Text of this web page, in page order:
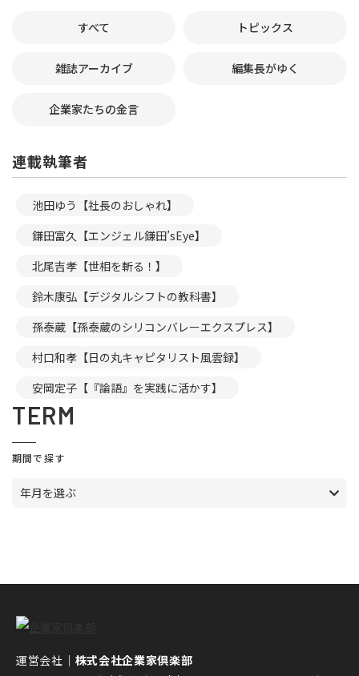
すべて トピックス
雑誌アーカイブ 編集長がゆく
企業家たちの金言
連載執筆者
池田ゆう【社長のおしゃれ】
鎌田富久【エンジェル鎌田’sEye】
北尾吉孝【世相を斬る！】
鈴木康弘【デジタルシフトの教科書】
孫泰蔵【孫泰蔵のシリコンバレーエクスプレス】
村口和孝【日の丸キャピタリスト風雲録】
安岡定子【『論語』を実践に活かす】
TERM
期間で探す
年月を選ぶ
運営会社｜ 株式会社企業家倶楽部